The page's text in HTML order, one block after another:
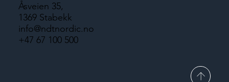
Åsveien 35,
1369 Stabekk
info@ndtnordic.no
+47 67 100 500